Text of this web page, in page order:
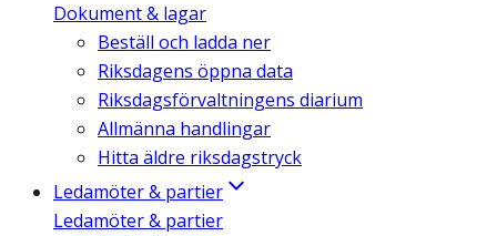
Dokument & lagar
Beställ och ladda ner
Riksdagens öppna data
Riksdagsförvaltningens diarium
Allmänna handlingar
Hitta äldre riksdagstryck
Ledamöter & partier
Ledamöter & partier